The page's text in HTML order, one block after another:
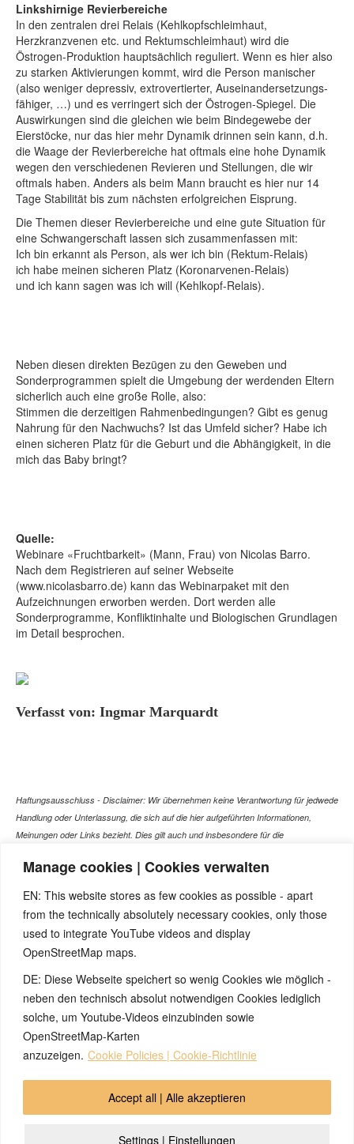
Manage cookies | Cookies verwalten
EN: This website stores as few cookies as possible - apart
from the technically absolutely necessary cookies, only those
used to integrate YouTube videos and display
OpenStreetMap maps.
DE: Diese Webseite speichert so wenig Cookies wie möglich -
neben den technisch absolut notwendigen Cookies lediglich
solche, um Youtube-Videos einzubinden sowie
OpenStreetMap-Karten
anzuzeigen. Cookie Policies | Cookie-Richtlinie
Settings | Einstellungen
Accept all | Alle akzeptieren
Linkshirnige Revierbereiche
In den zentralen drei Relais (Kehlkopfschleimhaut,
Herzkranzvenen etc. und Rektumschleimhaut) wird die
Östrogen-Produktion hauptsächlich reguliert. Wenn es hier also
zu starken Aktivierungen kommt, wird die Person manischer
(also weniger depressiv, extrovertierter, Auseinandersetzungs-
fähiger, …) und es verringert sich der Östrogen-Spiegel. Die
Auswirkungen sind die gleichen wie beim Bindegewebe der
Eierstöcke, nur das hier mehr Dynamik drinnen sein kann, d.h.
die Waage der Revierbereiche hat oftmals eine hohe Dynamik
wegen den verschiedenen Revieren und Stellungen, die wir
oftmals haben. Anders als beim Mann braucht es hier nur 14
Tage Stabilität bis zum nächsten erfolgreichen Eisprung.
Die Themen dieser Revierbereiche und eine gute Situation für
eine Schwangerschaft lassen sich zusammenfassen mit:
Ich bin erkannt als Person, als wer ich bin (Rektum-Relais)
ich habe meinen sicheren Platz (Koronarvenen-Relais)
und ich kann sagen was ich will (Kehlkopf-Relais).
Neben diesen direkten Bezügen zu den Geweben und
Sonderprogrammen spielt die Umgebung der werdenden Eltern
sicherlich auch eine große Rolle, also:
Stimmen die derzeitigen Rahmenbedingungen? Gibt es genug
Nahrung für den Nachwuchs? Ist das Umfeld sicher? Habe ich
einen sicheren Platz für die Geburt und die Abhängigkeit, in die
mich das Baby bringt?
Quelle:
Webinare «Fruchtbarkeit» (Mann, Frau) von Nicolas Barro.
Nach dem Registrieren auf seiner Webseite
(www.nicolasbarro.de) kann das Webinarpaket mit den
Aufzeichnungen erworben werden. Dort werden alle
Sonderprogramme, Konfliktinhalte und Biologischen Grundlagen
im Detail besprochen.
Verfasst von: Ingmar Marquardt
Haftungsausschluss - Disclaimer: Wir übernehmen keine Verantwortung für jedwede
Handlung oder Unterlassung, die sich auf die hier aufgeführten Informationen,
Meinungen oder Links bezieht. Dies gilt auch und insbesondere für die
Gespräch mit dem Arzt Ihres Vertrauens darstellen können. Bei den Texten auf
Versuch einer Diagnose oder Behandlung! Wir übernehmen keinerlei Gewähr für die
Korrektheit, Aktualität, Vollständigkeit oder Qualität der Informationen auf dieser
Website. Zusätzlich müssen wir jede Haftung oder Garantie ausschließen. Dies gilt
auch für alle Verweise (Links), die direkt oder indirekt angeboten werden. Wir
können für die Inhalte solcher externen Sites, die Sie mittels eines Links oder
sonstiger Hinweise erreichen, keine Verantwortung übernehmen. Ferner haften wir
nicht für direkte oder indirekte Schäden, die auf Informationen zurückgeführt werden
können, die auf diesen externen Websites stehen
© 2026 by Ingmar Marquardt
Política de privacidad Contacto